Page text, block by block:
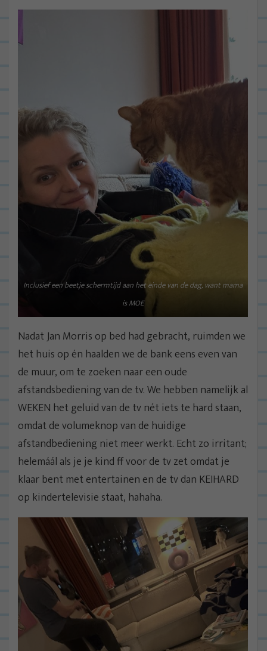
Inclusief een beetje schermtijd aan het einde van de dag, want mama
is MOE
Nadat Jan Morris op bed had gebracht, ruimden we
het huis op én haalden we de bank eens even van
de muur, om te zoeken naar een oude
afstandsbediening van de tv. We hebben namelijk al
WEKEN het geluid van de tv nét iets te hard staan,
omdat de volumeknop van de huidige
afstandbediening niet meer werkt. Echt zo irritant;
helemáál als je je kind ff voor de tv zet omdat je
klaar bent met entertainen en de tv dan KEIHARD
op kindertelevisie staat, hahaha.